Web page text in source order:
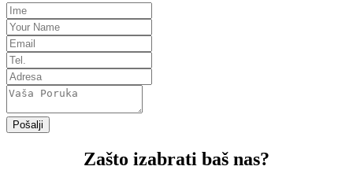
Pošalji
Zašto izabrati baš nas?